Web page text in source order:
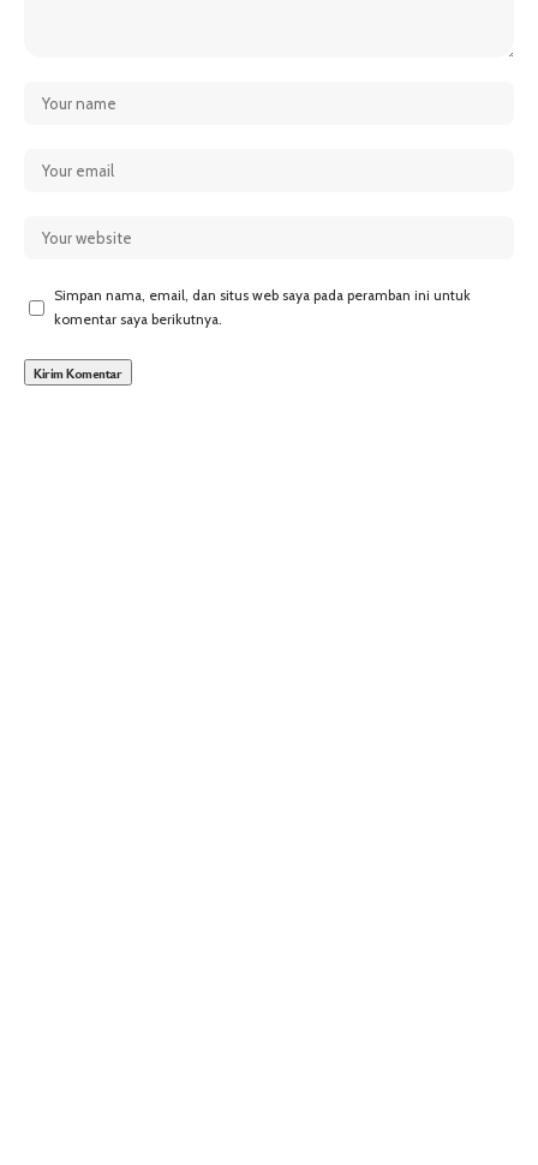
Simpan nama, email, dan situs web saya pada peramban ini untuk
komentar saya berikutnya.